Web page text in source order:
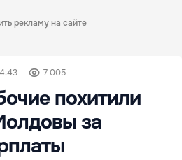
рекламу на сайте
7 005
похитили
за